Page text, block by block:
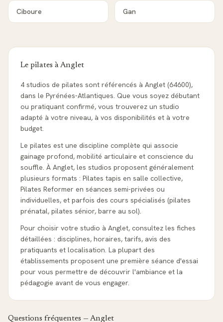
Ciboure Gan
Le pilates àAnglet
4 studios de pilates sont référencés à Anglet (64600),
dans le Pyrénées-Atlantiques. Que vous soyez débutant
ou pratiquant confirmé, vous trouverez un studio
adapté à votre niveau, à vos disponibilités et à votre
budget.
Le pilates est une discipline complète qui associe
gainage profond, mobilité articulaire et conscience du
souffle. À Anglet, les studios proposent généralement
plusieurs formats : Pilates tapis en salle collective,
Pilates Reformer en séances semi-privées ou
individuelles, et parfois des cours spécialisés (pilates
prénatal, pilates sénior, barre au sol).
Pour choisir votre studio à Anglet, consultez les fiches
détaillées : disciplines, horaires, tarifs, avis des
pratiquants et localisation. La plupart des
établissements proposent une première séance d'essai
pour vous permettre de découvrir l'ambiance et la
pédagogie avant de vous engager.
Questions fréquentes — Anglet